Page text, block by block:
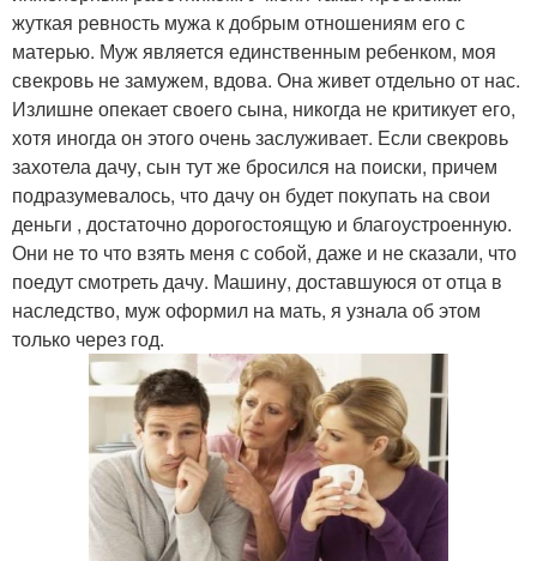
жуткая ревность мужа к добрым отношениям его с
матерью. Муж является единственным ребенком, моя
свекровь не замужем, вдова. Она живет отдельно от нас.
Излишне опекает своего сына, никогда не критикует его,
хотя иногда он этого очень заслуживает. Если свекровь
захотела дачу, сын тут же бросился на поиски, причем
подразумевалось, что дачу он будет покупать на свои
деньги , достаточно дорогостоящую и благоустроенную.
Они не то что взять меня с собой, даже и не сказали, что
поедут смотреть дачу. Машину, доставшуюся от отца в
наследство, муж оформил на мать, я узнала об этом
только через год.